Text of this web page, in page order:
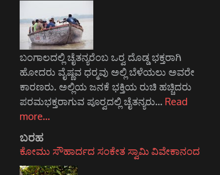
ಬಂಗಾಲದಲ್ಲಿ ಚೈತನ್ಯರೆಂಬ ಒರ್‍ವ ದೊಡ್ಡ ಭಕ್ತರಾಗಿ
ಹೋದರು ವೈಷ್ಣವ ಧರ್‍ಮವು ಅಲ್ಲಿ ಬೆಳೆಯಲು ಅವರೇ
ಕಾರಣರು. ಅಲ್ಲಿಯ ಜನಕೆ ಭಕ್ತಿಯ ರುಚಿ ಹಚ್ಚಿದರು
ಪರಮಭಕ್ತರಾಗುವ ಪೂರ್‍ವದಲ್ಲಿ ಚೈತನ್ಯರು… Read
more…
ಬರಹ
ಕೋಮು ಸೌಹಾರ್ದದ ಸಂಕೇತ ಸ್ವಾಮಿ ವಿವೇಕಾನಂದ